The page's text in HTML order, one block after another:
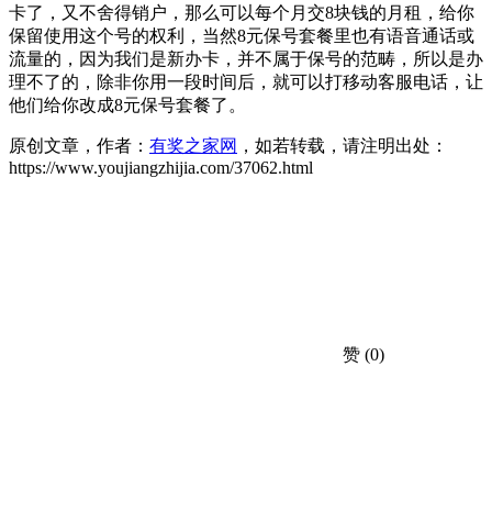
卡了，又不舍得销户，那么可以每个月交8块钱的月租，给你
保留使用这个号的权利，当然8元保号套餐里也有语音通话或
流量的，因为我们是新办卡，并不属于保号的范畴，所以是办
理不了的，除非你用一段时间后，就可以打移动客服电话，让
他们给你改成8元保号套餐了。
原创文章，作者： 有奖之家网 ，如若转载，请注明出处：
https://www.youjiangzhijia.com/37062.html
赞 (0)